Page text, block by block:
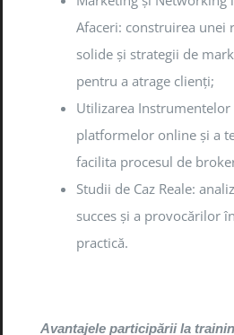
Afaceri: construirea unei
solide și strategii de
pentru a atrage clienți;
Utilizarea
platformelor online și a
facilita procesul de
Studii de Caz Reale:
succes și a provocărilor
practică.
Avantajele participării la